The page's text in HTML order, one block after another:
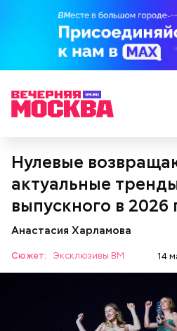
Нулевые
актуальные
выпускного в 2026
Анастасия Харламова
Сюжет: Эксклюзивы ВМ 14
Ингредиенты: